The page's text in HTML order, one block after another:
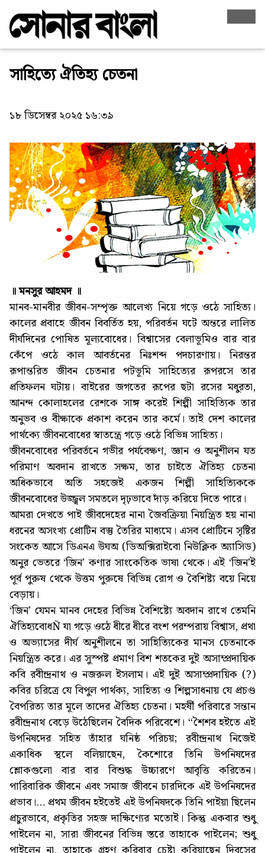
সাহিত্যে ঐতিহ্য চেতনা
১৮ ডিসেম্বর ২০২৫ ১৬:৩৯
॥ মনসুর আহমদ ॥
মানব-মানবীর জীবন-সম্পৃক্ত আলেখ্য নিয়ে গড়ে ওঠে সাহিত্য।
কালের প্রবাহে জীবন বিবর্তিত হয়, পরিবর্তন ঘটে অন্তরে লালিত
দীর্ঘদিনের পোষিত মূল্যবোধের। বিশ্বাসের বেলাভূমিও বার বার
কেঁপে ওঠে কাল আবর্তনের নিঃশব্দ পদচারণায়। নিরন্তর
রূপান্তরিত জীবন চেতনার পটভূমি সাহিত্যের রূপরসে তার
প্রতিফলন ঘটায়। বাইরের জগতের রূপের ছটা রসের মধুরতা,
আনন্দ কোলাহলের রেশকে সাঙ্গ করেই শিল্পী সাহিত্যিক তার
অনুভব ও বীক্ষাকে প্রকাশ করেন তার কর্মে। তাই দেশ কালের
পার্থক্যে জীবনবোধের স্বাতন্ত্রে গড়ে ওঠে বিভিন্ন সাহিত্য।
জীবনবোধের পরিবর্তনে গভীর পর্যবেক্ষণ, জ্ঞান ও অনুশীলন যত
পরিমাণ অবদান রাখতে সক্ষম, তার চাইতে ঐতিহ্য চেতনা
অধিকভাবে অতি সহজেই একজন শিল্পী সাহিত্যিককে
জীবনবোধের উজ্জ্বল সমতলে দৃঢ়ভাবে দাঁড় করিয়ে দিতে পারে।
আমরা দেখতে পাই জীবদেহের নানা জৈবক্রিয়া নিয়ন্ত্রিত হয় নানা
ধরনের অসংখ্য প্রোটিন বস্তু তৈরির মাধ্যমে। এসব প্রোটিনে সৃষ্টির
সংকেত আসে ডিএনএ উঘঅ (ডিঅক্সিরাইবো নিউক্লিক অ্যাসিড)
অনুর ভেতরে ‘জিন’ কণার সাংকেতিক ভাষা থেকে। এই ‘জিন’ই
পূর্ব পুরুষ থেকে উত্তম পুরুষে বিভিন্ন রোগ ও বৈশিষ্ট্য বয়ে নিয়ে
বেড়ায়।
‘জিন’ যেমন মানব দেহের বিভিন্ন বৈশিষ্ট্যে অবদান রাখে তেমনি
ঐতিহ্যবোধÑ যা গড়ে ওঠে ধীরে ধীরে বংশ পরম্পরায় বিশ্বাস, প্রথা
ও অভ্যাসের দীর্ঘ অনুশীলনে তা সাহিত্যিকের মানস চেতনাকে
নিয়ন্ত্রিত করে। এর সুস্পষ্ট প্রমাণ বিশ শতকের দুই অসাম্প্রদায়িক
কবি রবীন্দ্রনাথ ও নজরুল ইসলাম। এই দুই অসাম্প্রদায়িক (?)
কবির চরিত্রে যে বিপুল পার্থক্য, সাহিত্য ও শিল্পসাধনায় যে প্রচণ্ড
বৈপরিত্য তার মূলে তাদের ঐতিহ্য চেতনা। মহর্ষী পরিবারে সন্তান
রবীন্দ্রনাথ বেড়ে উঠেছিলেন বৈদিক পরিবেশে। “শৈশব হইতে এই
উপনিষদের সহিত তাঁহার ঘনিষ্ঠ পরিচয়; রবীন্দ্রনাথ নিজেই
একাধিক স্থলে বলিয়াছেন, কৈশোরে তিনি উপনিষদের
শ্লোকগুলো বার বার বিশুদ্ধ উচ্চারণে আবৃত্তি করিতেন।
পারিবারিক জীবনে এবং সমাজ জীবনে চারদিকে এই উপনিষদের
প্রভাব।… প্রথম জীবন হইতেই এই উপনিষদকে তিনি পাইয়া ছিলেন
প্রচুরভাবে, প্রকৃতির সহজ দাক্ষিণ্যের মতোই। কিন্তু একবার শুধু
পাইলেন না, সারা জীবনের বিভিন্ন স্তরে তাহাকে পাইলেন; শুধু